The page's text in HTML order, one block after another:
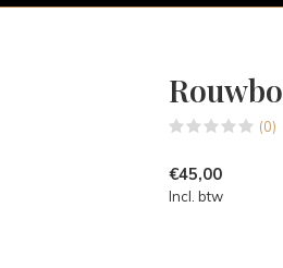
(0)
€45,00
Incl. btw